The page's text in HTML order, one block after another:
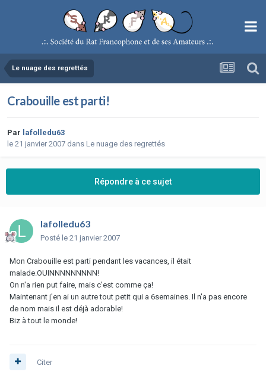
Le nuage des regrettés
Crabouille est parti!
Par lafolledu63
le 21 janvier 2007 dans Le nuage des regrettés
Répondre à ce sujet
lafolledu63
Posté le 21 janvier 2007
Mon Crabouille est parti pendant les vacances, il était
malade.OUINNNNNNNNN!
On n'a rien put faire, mais c'est comme ça!
Maintenant j'en ai un autre tout petit qui a 6semaines. Il n'a pas encore
de nom mais il est déjà adorable!
Biz à tout le monde!
Citer